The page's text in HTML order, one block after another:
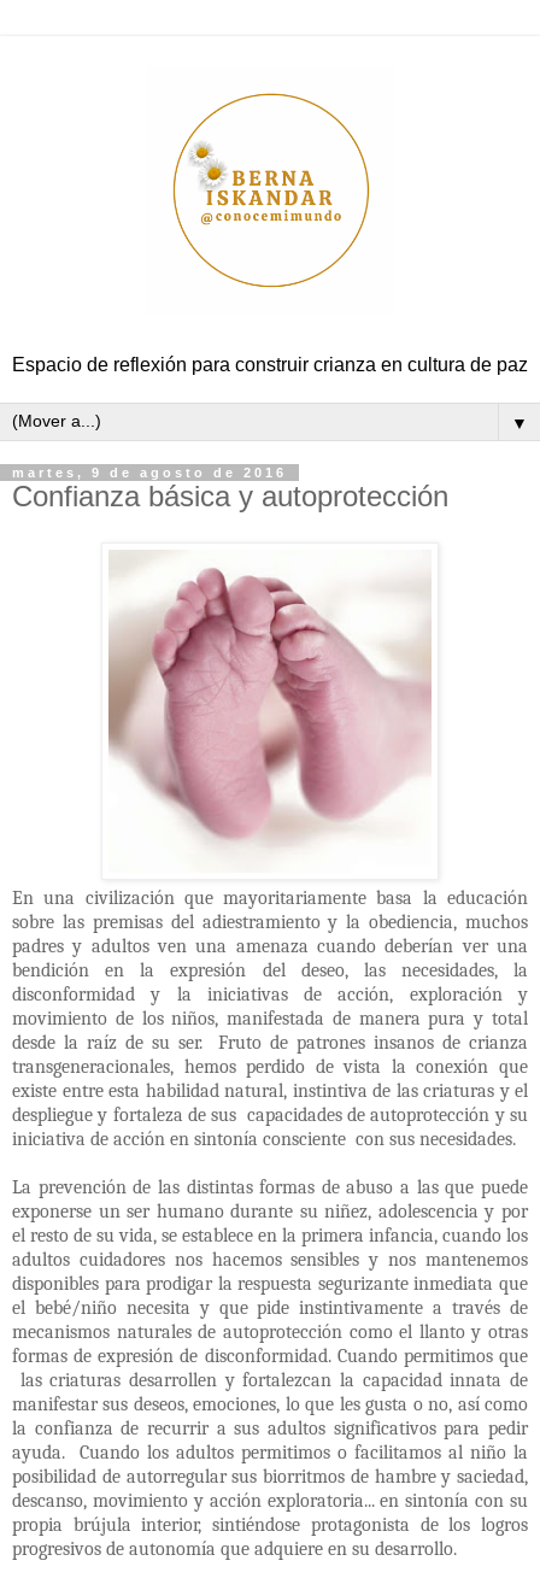
Espacio de reflexión para construir crianza en cultura de paz
▼
martes, 9 de agosto de 2016
Confianza básica y autoprotección
En una civilización que mayoritariamente basa la educación
sobre las premisas del adiestramiento y la obediencia, muchos
padres y adultos ven una amenaza cuando deberían ver una
bendición en la expresión del deseo, las necesidades, la
disconformidad y la iniciativas de acción, exploración y
movimiento de los niños, manifestada de manera pura y total
desde la raíz de su ser.
Fruto de patrones insanos de crianza
transgeneracionales, hemos perdido de vista la conexión que
existe entre esta habilidad natural, instintiva de las criaturas y el
despliegue y fortaleza de sus capacidades de autoprotección y su
iniciativa de acción en sintonía consciente con sus necesidades.
La prevención de las distintas formas de abuso a las que puede
exponerse un ser humano durante su niñez, adolescencia y por
el resto de su vida, se establece en la primera infancia, cuando los
adultos cuidadores nos hacemos sensibles y nos mantenemos
disponibles para prodigar la respuesta segurizante inmediata que
el bebé/niño necesita y que pide instintivamente a través de
mecanismos naturales de autoprotección como el llanto y otras
formas de expresión de disconformidad. Cuando permitimos que
las criaturas desarrollen y fortalezcan la capacidad innata de
manifestar sus deseos, emociones, lo que les gusta o no, así como
la confianza de recurrir a sus adultos significativos para pedir
ayuda. Cuando los adultos permitimos o facilitamos al niño la
posibilidad de autorregular sus biorritmos de hambre y saciedad,
descanso, movimiento y acción exploratoria... en sintonía con su
propia brújula interior, sintiéndose protagonista de los logros
progresivos de autonomía que adquiere en su desarrollo.